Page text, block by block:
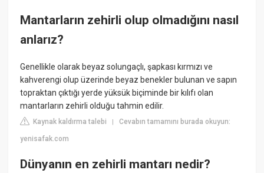
Mantarların zehirli olup olmadığını nasıl
anlarız?
Genellikle olarak beyaz solungaçlı, şapkası kırmızı ve
kahverengi olup üzerinde beyaz benekler bulunan ve sapın
topraktan çıktığı yerde yüksük biçiminde bir kılıfı olan
mantarların zehirli olduğu tahmin edilir.
Kaynak kaldırma talebi |Cevabın tamamını burada okuyun:
yenisafak.com
Dünyanın en zehirli mantarı nedir?